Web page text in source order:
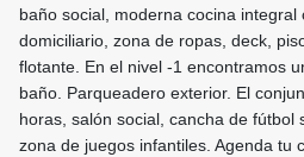
baño social, moderna cocina
domiciliario, zona de ropas, deck,
flotante. En el nivel -1 encontramos
baño. Parqueadero exterior. El
horas, salón social, cancha de fútbol
zona de juegos infantiles. Agenda tu